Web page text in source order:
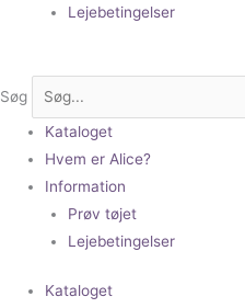
Lejebetingelser
Søg
Kataloget
Hvem er Alice?
Information
Prøv tøjet
Lejebetingelser
Kataloget